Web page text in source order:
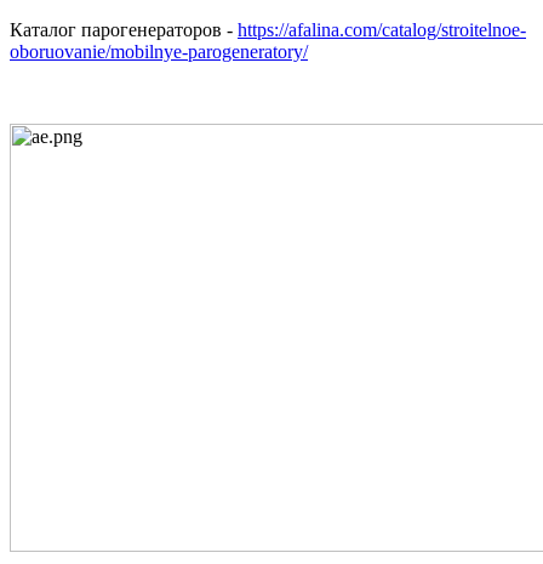
Каталог парогенераторов - https://afalina.com/catalog/stroitelnoe-
oboruovanie/mobilnye-parogeneratory/